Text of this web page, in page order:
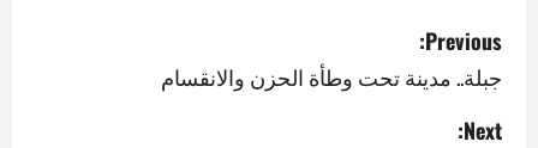
P
o
s
Previous:
جبلة.. مدينة تحت وطأة الحزن والانقسام
Next: